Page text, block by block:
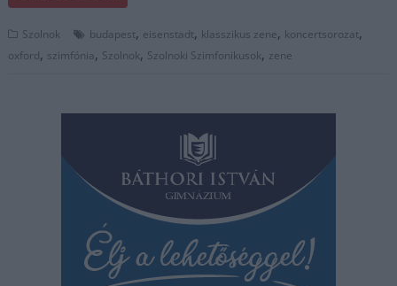
Szolnok budapest, eisenstadt, klasszikus zene, koncertsorozat,
oxford, szimfónia, Szolnok, Szolnoki Szimfonikusok, zene